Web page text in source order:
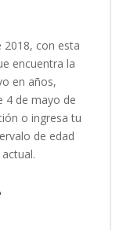
2018, con esta
encuentra la
en años,
4 de mayo de
o ingresa tu
de edad